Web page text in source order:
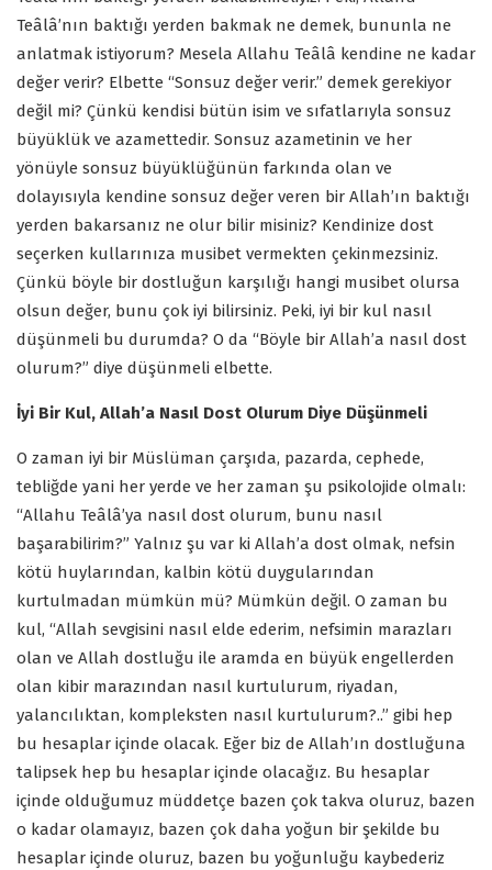
Teâlâ’nın baktığı yerden bakmak ne demek, bununla ne
anlatmak istiyorum? Mesela Allahu Teâlâ kendine ne kadar
değer verir? Elbette “Sonsuz değer verir.” demek gerekiyor
değil mi? Çünkü kendisi bütün isim ve sıfatlarıyla sonsuz
büyüklük ve azamettedir. Sonsuz azametinin ve her
yönüyle sonsuz büyüklüğünün farkında olan ve
dolayısıyla kendine sonsuz değer veren bir Allah’ın baktığı
yerden bakarsanız ne olur bilir misiniz? Kendinize dost
seçerken kullarınıza musibet vermekten çekinmezsiniz.
Çünkü böyle bir dostluğun karşılığı hangi musibet olursa
olsun değer, bunu çok iyi bilirsiniz. Peki, iyi bir kul nasıl
düşünmeli bu durumda? O da “Böyle bir Allah’a nasıl dost
olurum?” diye düşünmeli elbette.
İyi Bir Kul, Allah’a Nasıl Dost Olurum Diye Düşünmeli
O zaman iyi bir Müslüman çarşıda, pazarda, cephede,
tebliğde yani her yerde ve her zaman şu psikolojide olmalı:
“Allahu Teâlâ’ya nasıl dost olurum, bunu nasıl
başarabilirim?” Yalnız şu var ki Allah’a dost olmak, nefsin
kötü huylarından, kalbin kötü duygularından
kurtulmadan mümkün mü? Mümkün değil. O zaman bu
kul, “Allah sevgisini nasıl elde ederim, nefsimin marazları
olan ve Allah dostluğu ile aramda en büyük engellerden
olan kibir marazından nasıl kurtulurum, riyadan,
yalancılıktan, kompleksten nasıl kurtulurum?..” gibi hep
bu hesaplar içinde olacak. Eğer biz de Allah’ın dostluğuna
talipsek hep bu hesaplar içinde olacağız. Bu hesaplar
içinde olduğumuz müddetçe bazen çok takva oluruz, bazen
o kadar olamayız, bazen çok daha yoğun bir şekilde bu
hesaplar içinde oluruz, bazen bu yoğunluğu kaybederiz